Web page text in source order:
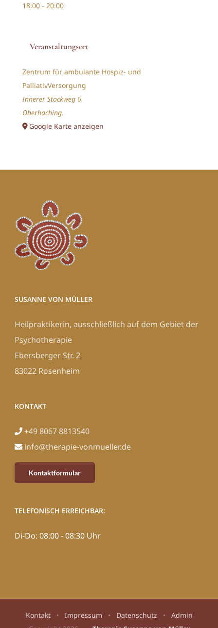
18:00 - 20:00
Veranstaltungsort
Zentrum für ambulante Hospiz- und
PalliativVersorgung
Innerer Stockweg 6
Oberhaching,
Google Karte anzeigen
SUSANNE VON MÜLLER
Heilpraktikerin, ausschließlich auf dem Gebiet der
Psychotherapie
Ebersberger Str. 2
83022 Rosenheim
KONTAKT
+49 8067 8813540
info@therapie-vonmueller.de
Kontaktformular
TELEFONISCH ERREICHBAR:
Di-Do: 08:00 - 08:30 Uhr
Kontakt• Impressum • Datenschutz • Admin